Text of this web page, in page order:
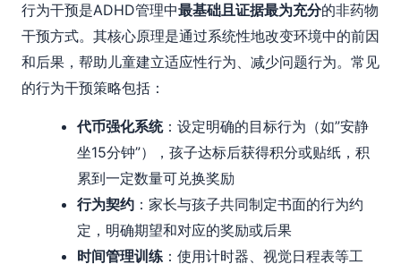
行为干预是ADHD管理中最基础且证据最为充分的非药物
干预方式。其核心原理是通过系统性地改变环境中的前因
和后果，帮助儿童建立适应性行为、减少问题行为。常见
的行为干预策略包括：
代币强化系统：设定明确的目标行为（如”安静
坐15分钟”），孩子达标后获得积分或贴纸，积
累到一定数量可兑换奖励
行为契约 ：家长与孩子共同制定书面的行为约
定，明确期望和对应的奖励或后果
时间管理训练 ：使用计时器、视觉日程表等工